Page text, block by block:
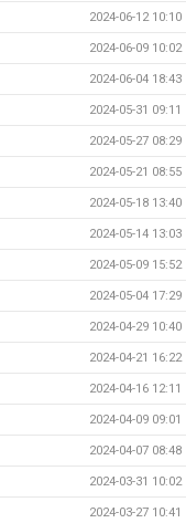
2024-06-12 10:10
2024-06-09 10:02
2024-06-04 18:43
2024-05-31 09:11
2024-05-27 08:29
2024-05-21 08:55
2024-05-18 13:40
2024-05-14 13:03
2024-05-09 15:52
2024-05-04 17:29
2024-04-29 10:40
2024-04-21 16:22
2024-04-16 12:11
2024-04-09 09:01
2024-04-07 08:48
2024-03-31 10:02
2024-03-27 10:41